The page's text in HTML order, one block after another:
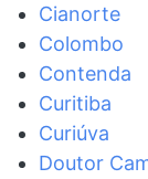
Cianorte
Colombo
Contenda
Curitiba
Curiúva
Doutor